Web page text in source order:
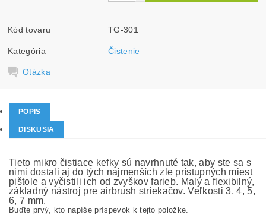
Kód tovaru TG-301
Kategória Čistenie
Otázka
POPIS
DISKUSIA
Tieto mikro čistiace kefky sú navrhnuté tak, aby ste sa s
nimi dostali aj do tých najmenších zle prístupných miest
pištole a vyčistili ich od zvyškov farieb. Malý a flexibilný,
základný nástroj pre airbrush striekačov. Veľkosti 3, 4, 5,
6, 7 mm.
Buďte prvý, kto napíše príspevok k tejto položke.